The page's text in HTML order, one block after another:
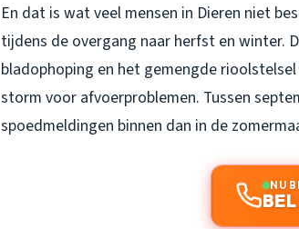
En dat is wat veel mensen in Dieren niet
tijdens de overgang naar herfst en winter.
bladophoping en het gemengde
storm voor afvoerproblemen. Tussen
spoedmeldingen binnen dan in de
NU